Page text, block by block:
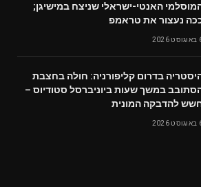
האנטי-ישראלי שניצח במישיגן;
נעצור את טראמפ
בדרום קליפורניה: חולה בחצבת
במשך שעות ביוניברסל סטודיוס –
להדבקה המונית